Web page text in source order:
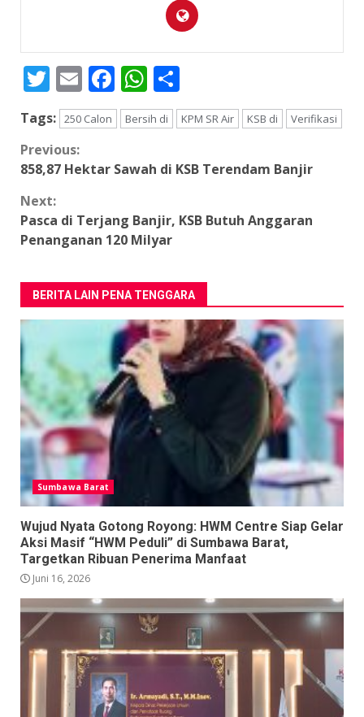
Twitter
EmailFacebook
WhatsApp
Tags: 250 Calon Bersih di KPM SR Air KSB di Verifikasi
Continue
Previous:
858,87 Hektar Sawah di KSB Terendam Banjir
Next:
Pasca di Terjang Banjir, KSB Butuh Anggaran
Penanganan 120 Milyar
BERITA LAIN PENA TENGGARA
Sumbawa Barat
Wujud Nyata Gotong Royong: HWM Centre Siap Gelar
Aksi Masif “HWM Peduli” di Sumbawa Barat,
Targetkan Ribuan Penerima Manfaat
Juni 16, 2026